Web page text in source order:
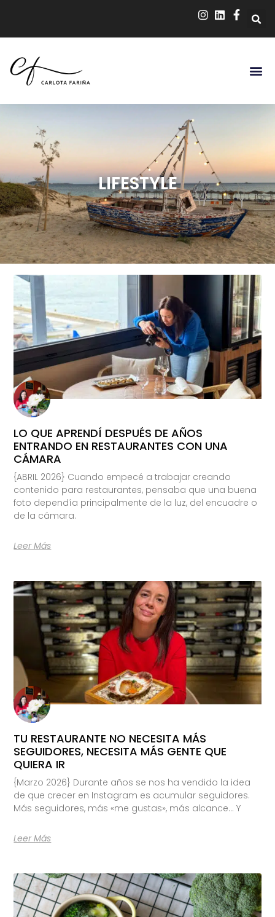
LIFESTYLE
LO QUE APRENDÍ DESPUÉS DE AÑOS
ENTRANDO EN RESTAURANTES CON UNA
CÁMARA
{ABRIL 2026} Cuando empecé a trabajar creando
contenido para restaurantes, pensaba que una buena
foto dependía principalmente de la luz, del encuadre o
de la cámara.
Leer Más
TU RESTAURANTE NO NECESITA MÁS
SEGUIDORES, NECESITA MÁS GENTE QUE
QUIERA IR
{Marzo 2026} Durante años se nos ha vendido la idea
de que crecer en Instagram es acumular seguidores.
Más seguidores, más «me gustas», más alcance… Y
Leer Más